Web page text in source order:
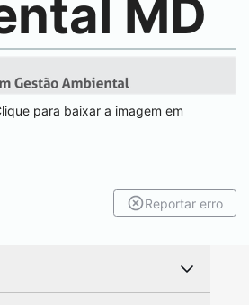
MD
para baixar a imagem em
Reportar erro